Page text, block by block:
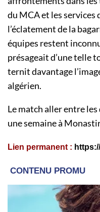
du MCA et les services
l’éclatement de la
équipes restent
présageait d’une telle
ternit davantage
algérien.
Le match aller entre les
une semaine à
Lien permanent :